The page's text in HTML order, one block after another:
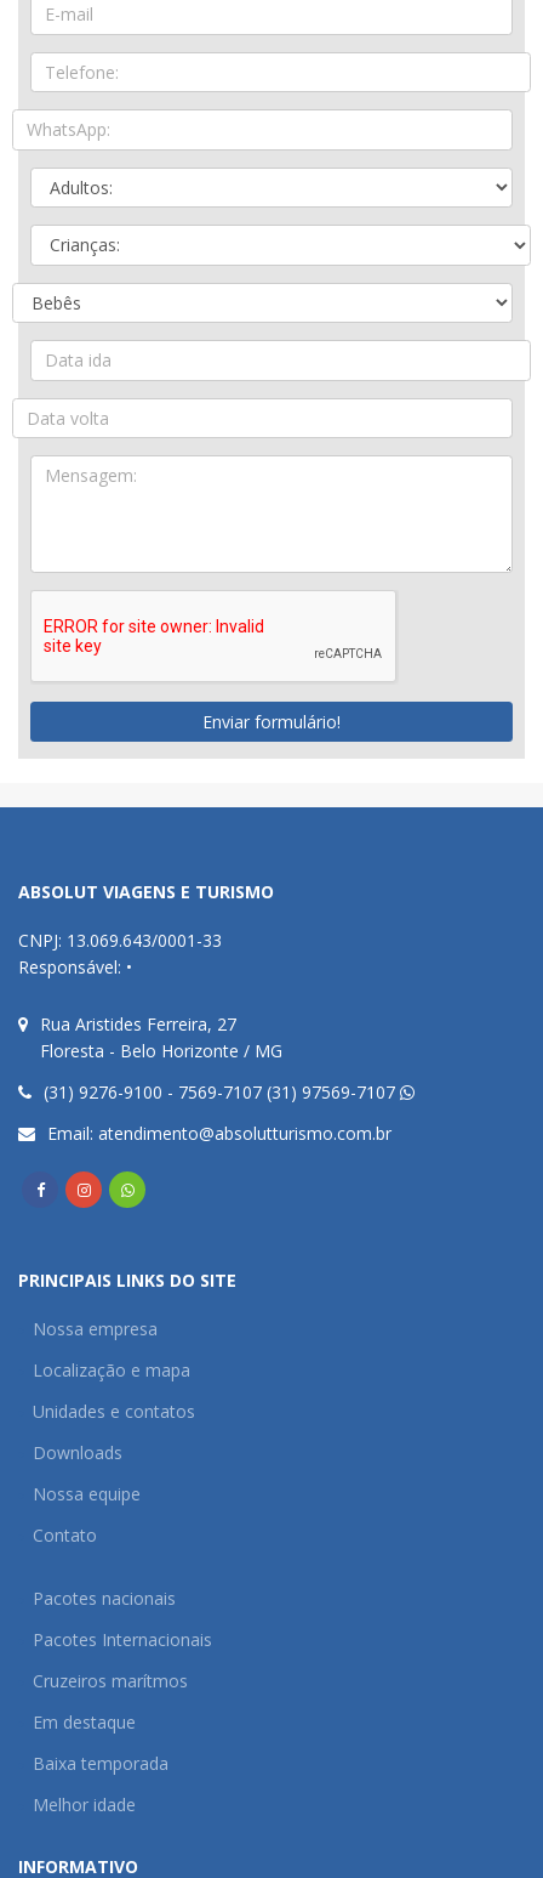
Enviar formulário!
ABSOLUT VIAGENS E TURISMO
CNPJ: 13.069.643/0001-33
Responsável: •
Rua Aristides Ferreira, 27
Floresta - Belo Horizonte / MG
(31) 9276-9100 - 7569-7107 (31) 97569-7107
Email: atendimento@absolutturismo.com.br
PRINCIPAIS LINKS DO SITE
Nossa empresa
Localização e mapa
Unidades e contatos
Downloads
Nossa equipe
Contato
Pacotes nacionais
Pacotes Internacionais
Cruzeiros marítmos
Em destaque
Baixa temporada
Melhor idade
INFORMATIVO